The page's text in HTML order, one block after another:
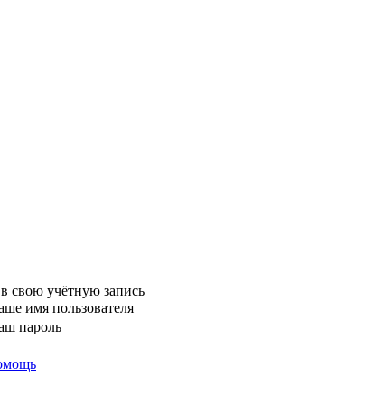
свою учётную запись
имя пользователя
пароль